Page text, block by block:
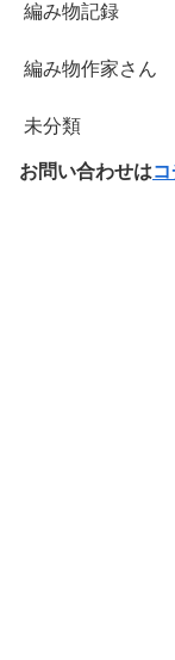
編み物記録
編み物作家さん
未分類
お問い合わせは